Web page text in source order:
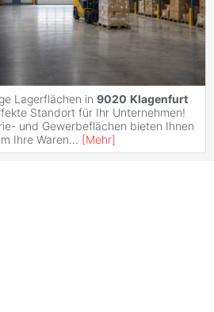
Lagerflächen in 9020 Klagenfurt
Standort für Ihr Unternehmen!
und Gewerbeflächen bieten Ihnen
Ihre Waren... [Mehr]